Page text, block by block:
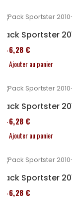
Pack Sportster
246,28 €
Ajouter au panier
Pack Sportster
246,28 €
Ajouter au panier
Pack Sportster
246,28 €